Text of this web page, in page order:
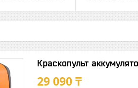
Краскопульт
29 090 ₸